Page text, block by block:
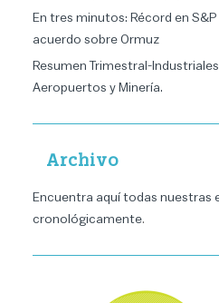
En tres minutos: Récord en
acuerdo sobre Ormuz
Resumen Trimestral-
Aeropuertos y Minería.
Archivo
Encuentra aquí todas nuestras
cronológicamente.